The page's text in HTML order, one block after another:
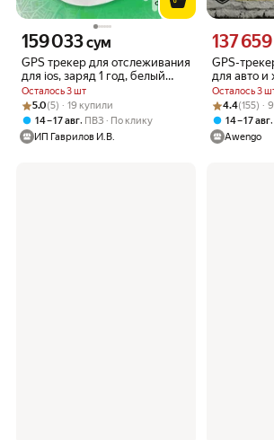
GPS трекер для отслеживания
для ios, заряд 1 год, белый
цвет
Осталось 3 шт
Цена 159033 сум вместо
159 033сум
Рейтинг товара: 5.0 из 5
Оценок: (5) · 19 купили
5.0(5) · 19 купили
14 – 17 авг, ПВЗ
По клику
ИП Гаврилов И.В.
GPS-
для авто и
функцией
Осталось 3
Цена
137 659
Рейтинг
Оценок:
4.4(155) ·
14 – 17 авг,
Awengo